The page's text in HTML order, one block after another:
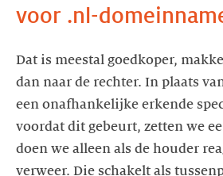
voor .nl-
Dat is meestal goedkoper,
dan naar de rechter. In plaats
een onafhankelijke erkende
voordat dit gebeurt, zetten we
doen we alleen als de houder
verweer. Die schakelt als